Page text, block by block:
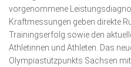
vorgenommene
Kraftmessungen geben direkte
Trainingserfolg sowie den
Athletinnen und Athleten. Das
Olympiastützpunkts Sachsen